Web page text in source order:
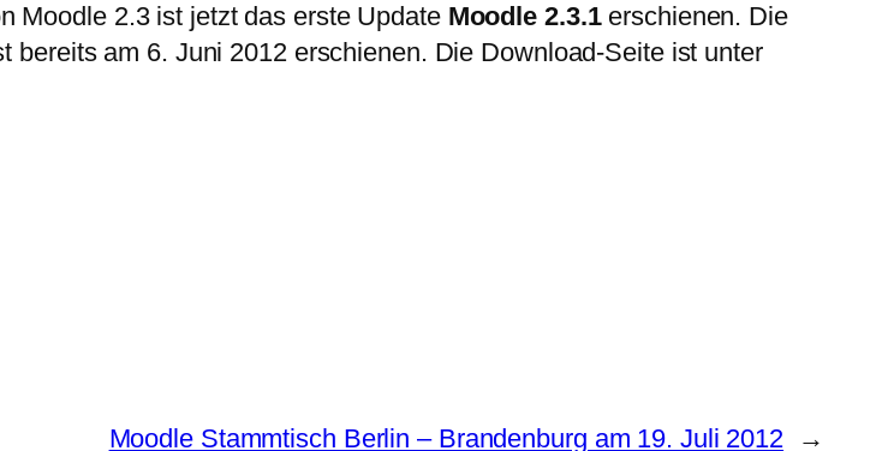
Moodle 2.3 ist jetzt das erste Update Moodle 2.3.1erschienen. Die
am 6. Juni 2012 erschienen. Die Download-Seite ist unter
Moodle Stammtisch Berlin – Brandenburg am 19. Juli 2012 →